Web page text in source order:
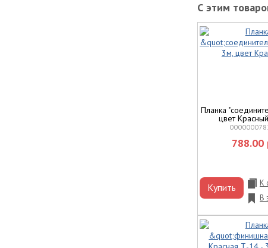
С этим
Планка
цвет Красный
788.00
Купить
К
В